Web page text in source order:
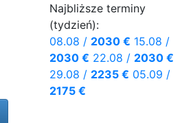
Najbliższe terminy
(tydzień):
08.08 / 2030 € 15.08 /
2030 € 22.08 / 2030 €
29.08 / 2235 € 05.09 /
2175 €